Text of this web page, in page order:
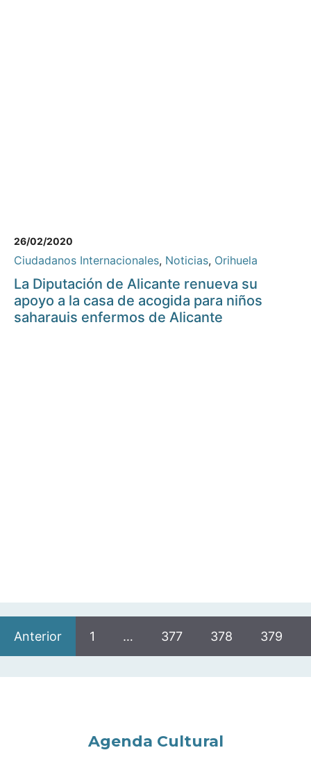
26/02/2020
Ciudadanos Internacionales, Noticias, Orihuela
La Diputación de Alicante renueva su
apoyo a la casa de acogida para niños
saharauis enfermos de Alicante
Anterior 1 … 377 378 379
Agenda Cultural